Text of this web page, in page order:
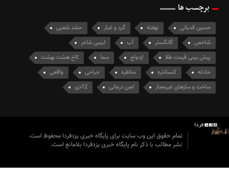
برچسب ها
حسین قدیانی نهفته گرد و غبار
حشد شعبی
شاخص
گانگستر آب
لبیبی شاعر
پیش بینی قیمت طلا
ازدواج سما
کاخ هشت بهشت
حادثه
کنسانتره مناظره جراحی
واقعی
ساخت و سازهای غیرمجاز
لجن درمانی 12دی
تمام حقوق این وب سایت برای پایگاه خبری یزدفردا محفوظ است.
نشر مطالب با ذکر نام پایگاه خبری یزدفردا بلامانع است.